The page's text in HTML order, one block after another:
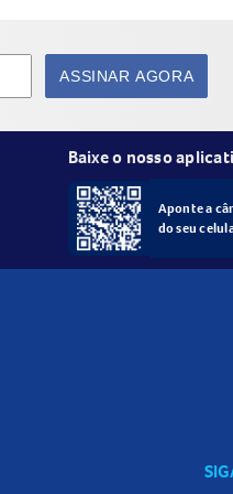
ASSINAR AGORA
Baixe o nosso
Aponte a
do seu